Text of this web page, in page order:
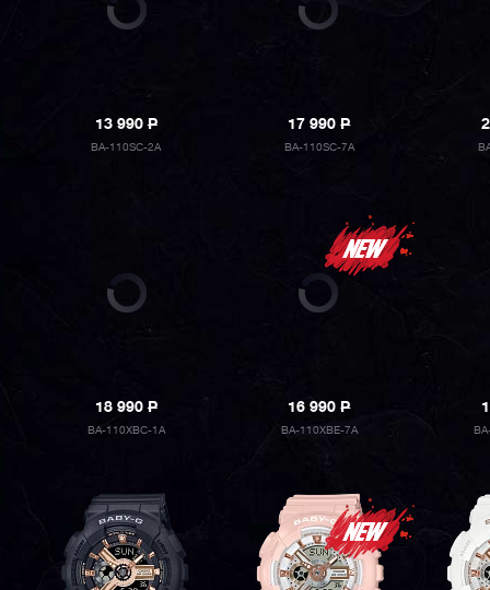
13 990P
BA-110SC-2A
17 990P
BA-110SC-7A
18 990P
BA-110XBC-1A
16 990P
BA-110XBE-7A